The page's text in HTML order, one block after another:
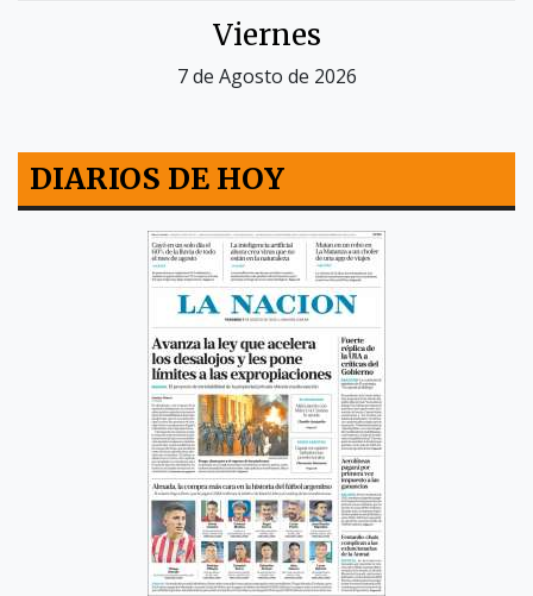
Viernes
7 de Agosto de 2026
DIARIOS DE HOY